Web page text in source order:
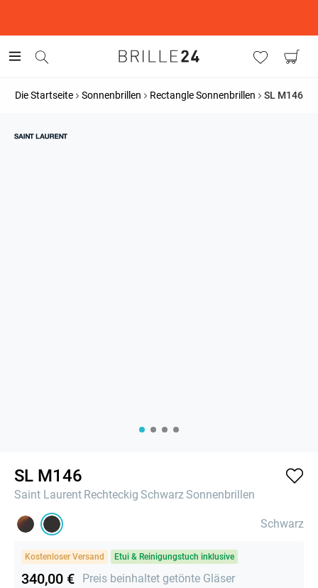
Die Startseite Sonnenbrillen Rectangle Sonnenbrillen SL M146
SL M146
Saint Laurent Rechteckig Schwarz Sonnenbrillen
Schwarz
Kostenloser Versand Etui & Reinigungstuch inklusive
340,00 € Preis beinhaltet getönte Gläser